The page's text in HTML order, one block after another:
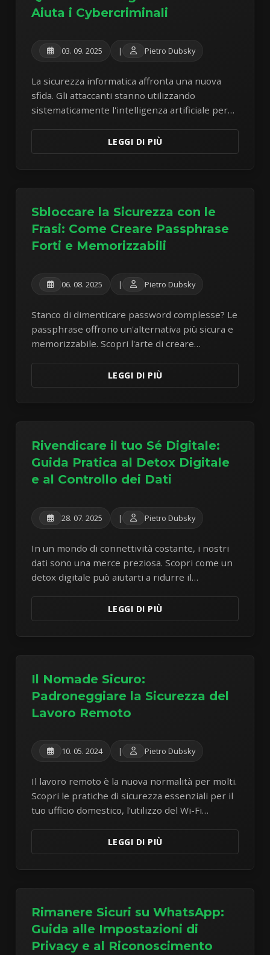
Aiuta i Cybercriminali
03. 09. 2025 | Pietro Dubsky
La sicurezza informatica affronta una nuova
sfida. Gli attaccanti stanno utilizzando
sistematicamente l'intelligenza artificiale per
le misure di sicurezza tradizionali. L'analisi di
malware reale rivela una tendenza
preoccupante di attacchi ibridi.
LEGGI DI PIÙ
Sbloccare la Sicurezza con le
Frasi: Come Creare Passphrase
Forti e Memorizzabili
06. 08. 2025 | Pietro Dubsky
Stanco di dimenticare password complesse? Le
passphrase offrono un'alternativa più sicura e
memorizzabile. Scopri l'arte di creare
LEGGI DI PIÙ
Rivendicare il tuo Sé Digitale:
Guida Pratica al Detox Digitale
e al Controllo dei Dati
28. 07. 2025 | Pietro Dubsky
In un mondo di connettività costante, i nostri
dati sono una merce preziosa. Scopri come un
detox digitale può aiutarti a ridurre il
maggiore controllo sulle tue informazioni
personali.
LEGGI DI PIÙ
Il Nomade Sicuro:
Padroneggiare la Sicurezza del
Lavoro Remoto
10. 05. 2024 | Pietro Dubsky
Il lavoro remoto è la nuova normalità per molti.
Scopri le pratiche di sicurezza essenziali per il
tuo ufficio domestico, l'utilizzo del Wi-Fi
comunicazione sicura per rimanere al sicuro e
produttivo.
LEGGI DI PIÙ
Rimanere Sicuri su WhatsApp:
Guida alle Impostazioni di
Privacy e al Riconoscimento